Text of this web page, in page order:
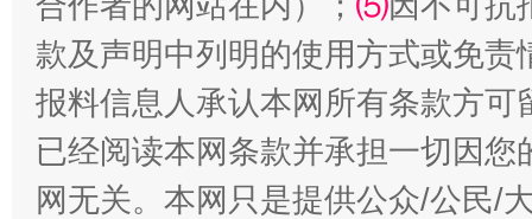
从幼儿园到大学，有这些资助 “
款及声明中列明的使用方式或免责
报料信息人承认本网所有条款方
已经阅读本网条款并承担一切因
网无关。本网只是提供公众/公民/